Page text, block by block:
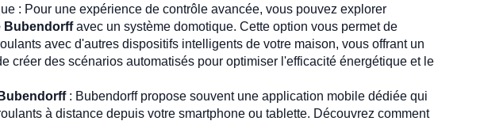
: Pour une expérience de contrôle avancée, vous pouvez explorer
Bubendorffavec un système domotique. Cette option vous permet de
avec d'autres dispositifs intelligents de votre maison, vous offrant un
créer des scénarios automatisés pour optimiser l'efficacité énergétique et le
: Bubendorff propose souvent une application mobile dédiée qui
à distance depuis votre smartphone ou tablette. Découvrez comment